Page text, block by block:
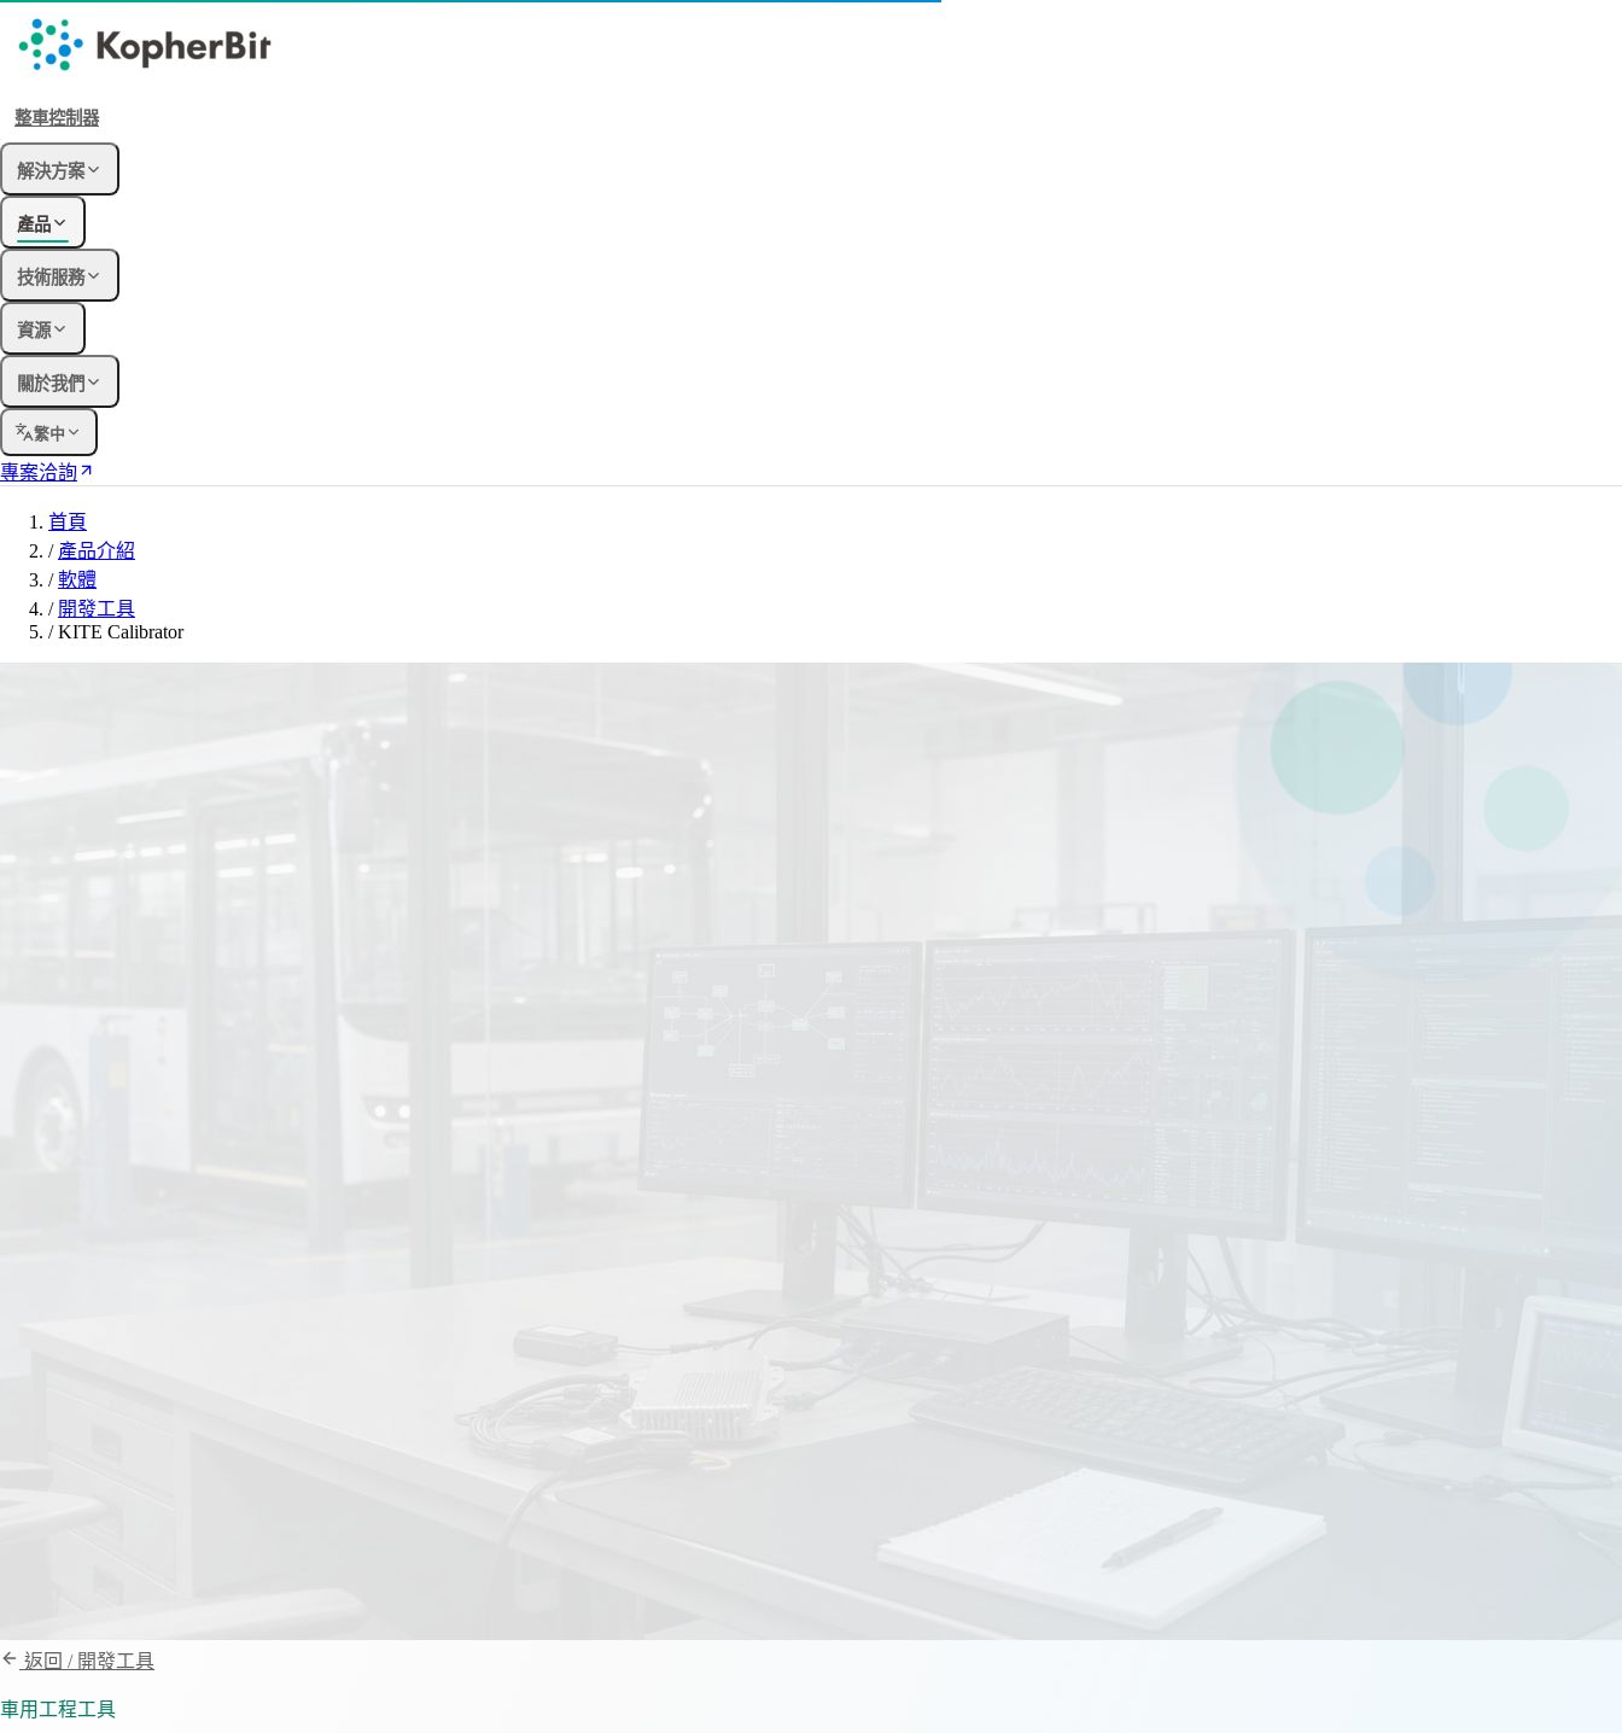
整車控制器
解決方案
產品
技術服務
資源
關於我們
繁中
專案洽詢
首頁
/ 產品介紹
/ 軟體
/ 開發工具
/ KITE Calibrator
返回 / 開發工具
車用工程工具